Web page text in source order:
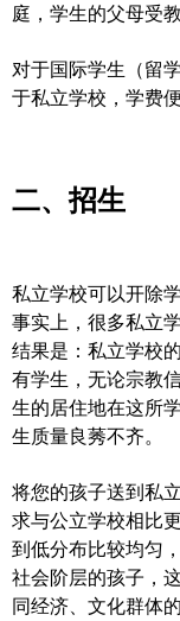
大多伦多教育网
大多伦多医疗机
为什么移民加拿
加拿大的历史文化
加拿大社会保险
定居安大略省
安大略省免费医
庭，学生的父母受
对于国际学生（留
于私立学校，学费便
二、招生
私立学校可以开除
事实上，很多私立
结果是：私立学校
有学生，无论宗教
生的居住地在这所
生质量良莠不齐。
将您的孩子送到私
求与公立学校相比
到低分布比较均匀
社会阶层的孩子，
同经济、文化群体